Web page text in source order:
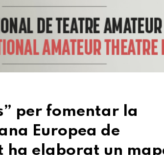
per fomentar la
Europea de
ha elaborat un